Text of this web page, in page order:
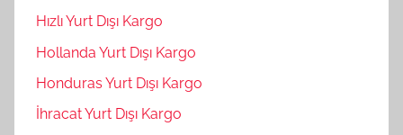
Hızlı Yurt Dışı Kargo
Hollanda Yurt Dışı Kargo
Honduras Yurt Dışı Kargo
İhracat Yurt Dışı Kargo